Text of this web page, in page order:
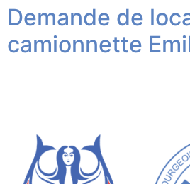
Demande de
camionnette